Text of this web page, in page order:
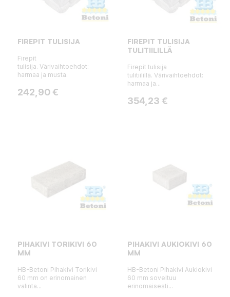
FIREPIT TULISIJA
Firepit
tulisija. Värivaihtoehdot:
harmaa ja musta.
Hinta
242,90 €
FIREPIT TULISIJA
TULITIILILLÄ
Firepit tulisija
tulitiilillä. Värivaihtoehdot:
harmaa ja...
Hinta
354,23 €
PIHAKIVI TORIKIVI 60
MM
HB-Betoni Pihakivi Torikivi
60 mm on erinomainen
valinta...
PIHAKIVI AUKIOKIVI 60
MM
HB-Betoni Pihakivi Aukiokivi
60 mm soveltuu
erinomaisesti...